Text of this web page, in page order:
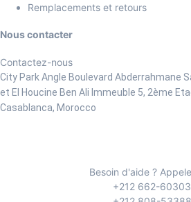
Remplacements et retours
Nous contacter
Contactez-nous
City Park Angle Boulevard Abderrahmane
et El Houcine Ben Ali Immeuble 5, 2ème
Casablanca, Morocco
Besoin d'aide ?
+212 662-